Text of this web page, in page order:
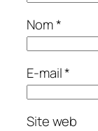
Nom*
E-mail*
Site web